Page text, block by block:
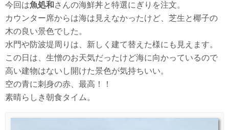
今回は魚処和 さんの海鮮丼と特選にぎりを注文。
カウンター席からは海は見えなかったけど、芝生と椰子の
木の良い景色でした。
水門や防波堤周りは、新しく建て替えた様にも見えます。
この日は、生憎のお天気だったけど海に向かっているので
高い建物はないし開けた景色が気持ちいい。
空の青に刺身の赤、最高！！
素晴らしき朝食タイム。